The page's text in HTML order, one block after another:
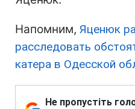
Напомним, Яценюк
расследовать
катера в Одесской
Не пропустіть